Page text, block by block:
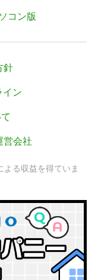
コン版
針
イン
営会社
る収益を得ていま